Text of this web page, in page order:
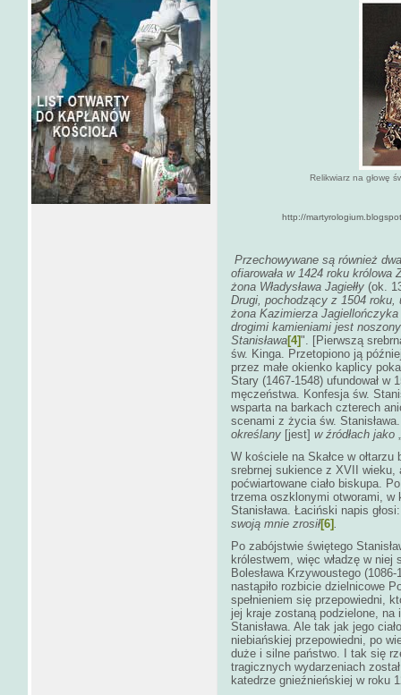
Relikwiarz na głowę
http://
Przechowywane są również
ofiarowała w 1424 roku
żona Władysława Jagiełły (ok.
Drugi, pochodzący z 1504
żona Kazimierza Jagiellończyka
drogimi kamieniami jest
Stanisława[4]". [Pierwszą
św. Kinga. Przetopiono ją
przez małe okienko kaplicy
Stary (1467-1548) ufundował w
męczeństwa. Konfesja św.
wsparta na barkach czterech
scenami z życia św.
określany [jest] w źródłach jako
W kościele na Skałce w
srebrnej sukience z XVII wieku,
poćwiartowane ciało biskupa.
trzema oszklonymi otworami, w
Stanisława. Łaciński napis
swoją mnie zrosił[6].
Po zabójstwie świętego
królestwem, więc władzę w
Bolesława Krzywoustego
nastąpiło rozbicie dzielnicowe
spełnieniem się przepowiedni,
jej kraje zostaną podzielone, na
Stanisława. Ale tak jak jego
niebiańskiej przepowiedni, po
duże i silne państwo. I tak się
tragicznych wydarzeniach
katedrze gnieźnieńskiej w roku